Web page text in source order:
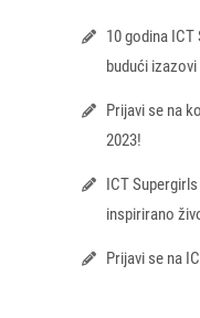
10 godina
budući izazovi
Prijavi se na
2023!
ICT
inspirirano
Prijavi se na